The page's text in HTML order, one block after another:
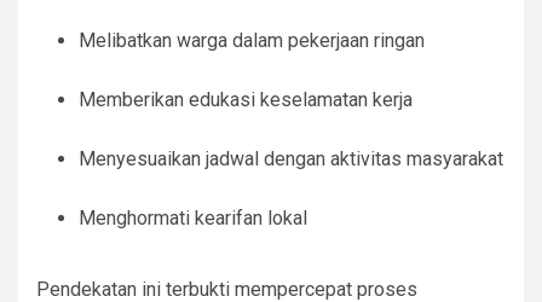
Melibatkan warga dalam pekerjaan ringan
Memberikan edukasi keselamatan kerja
Menyesuaikan jadwal dengan aktivitas masyarakat
Menghormati kearifan lokal
Pendekatan ini terbukti mempercepat proses